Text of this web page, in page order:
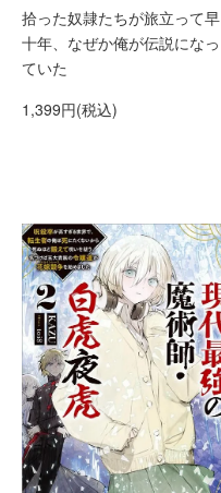
拾った奴隷たちが旅立って早
十年、なぜか俺が伝説になっ
ていた
1,399円(税込)